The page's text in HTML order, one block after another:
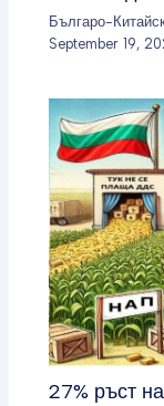
Българо-
September 19,
27% ръст